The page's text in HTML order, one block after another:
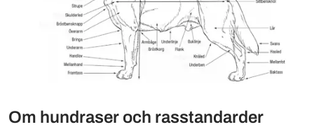
Om hundraser och rasstandarder